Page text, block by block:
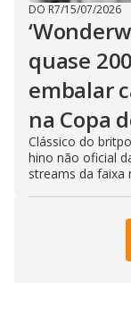
DO R7/15/07/2026
quase
embalar
na Copa
Clássico do
hino não oficial
streams da faixa